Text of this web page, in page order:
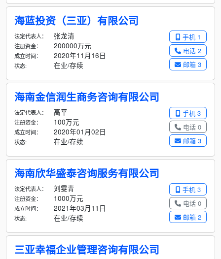
海蓝投资（三亚）有限公司
手机 1
电话 2
邮箱 3
法定代表人： 张龙清
注册资金： 200000万元
成立时间： 2020年11月16日
状态: 在业/存续
海南金信润生商务咨询有限公司
手机 3
电话 0
邮箱 3
法定代表人： 高平
注册资金： 100万元
成立时间： 2020年01月02日
状态: 在业/存续
海南欣华盛泰咨询服务有限公司
手机 3
电话 0
邮箱 2
法定代表人： 刘雯青
注册资金： 1000万元
成立时间： 2021年03月11日
状态: 在业/存续
三亚幸福企业管理咨询有限公司